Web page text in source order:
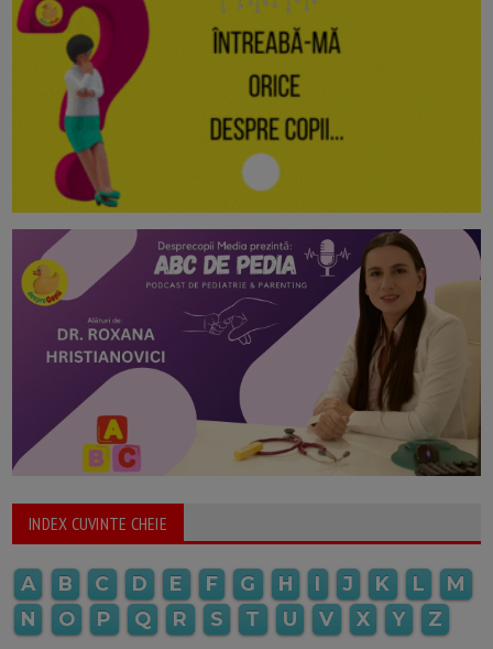
INDEX CUVINTE CHEIE
A B C D E F G H I J K L
M
N
O P Q R S T U V X Y Z